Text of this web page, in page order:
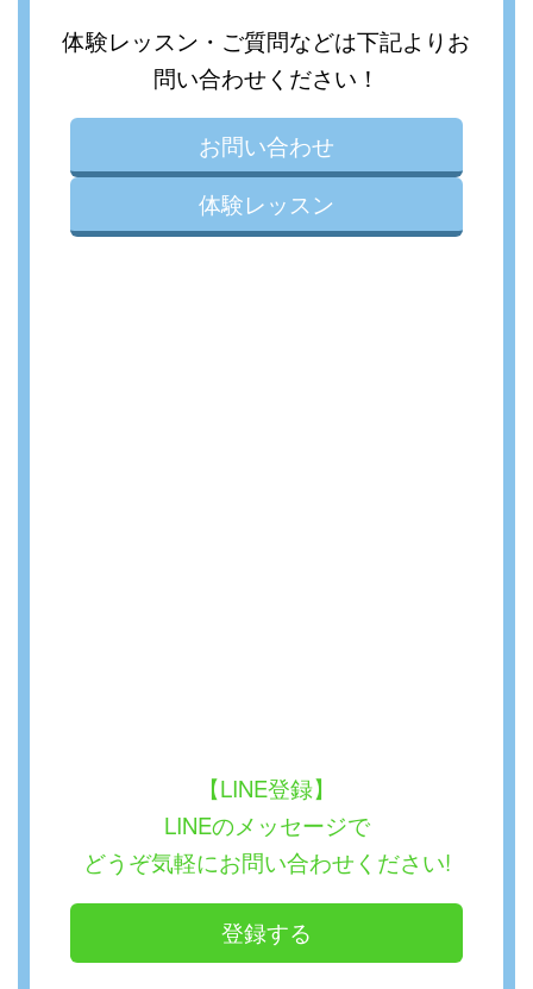
体験レッスン・ご質問などは下記よりお
問い合わせください！
お問い合わせ
体験レッスン
【LINE登録】
LINEのメッセージで
どうぞ気軽にお問い合わせください!
登録する